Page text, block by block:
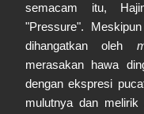
semacam itu,
"Pressure".
dihangatkan oleh
merasakan hawa
dengan ekspresi
mulutnya dan melirik